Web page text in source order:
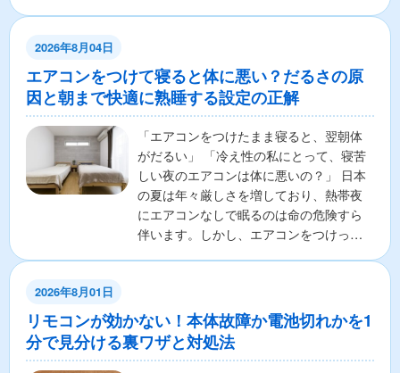
2026年8月04日
エアコンをつけて寝ると体に悪い？だるさの原
因と朝まで快適に熟睡する設定の正解
「エアコンをつけたまま寝ると、翌朝体
がだるい」 「冷え性の私にとって、寝苦
しい夜のエアコンは体に悪いの？」 日本
の夏は年々厳しさを増しており、熱帯夜
にエアコンなしで眠るのは命の危険すら
伴います。しかし、エアコンをつけっぱ
2026年8月01日
リモコンが効かない！本体故障か電池切れかを1
分で見分ける裏ワザと対処法